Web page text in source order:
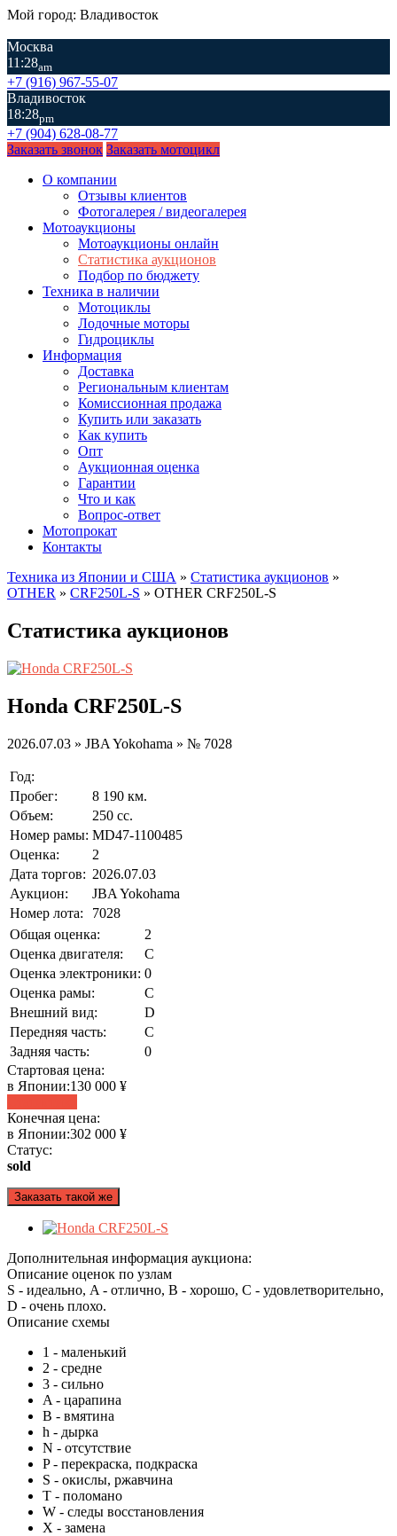
Мой город: Владивосток
Москва
11:28am
+7 (916) 967-55-07
Владивосток
18:28pm
+7 (904) 628-08-77
Заказать звонок Заказать мотоцикл
О компании
Отзывы клиентов
Фотогалерея / видеогалерея
Мотоаукционы
Мотоаукционы онлайн
Статистика аукционов
Подбор по бюджету
Техника в наличии
Мотоциклы
Лодочные моторы
Гидроциклы
Информация
Доставка
Региональным клиентам
Комиссионная продажа
Купить или заказать
Как купить
Опт
Аукционная оценка
Гарантии
Что и как
Вопрос-ответ
Мотопрокат
Контакты
Техника из Японии и США » Статистика аукционов »
OTHER » CRF250L-S » OTHER CRF250L-S
Статистика аукционов
Honda CRF250L-S
2026.07.03 » JBA Yokohama » № 7028
Год:
Пробег:
8 190 км.
Объем:
250 сс.
Номер рамы: MD47-1100485
Оценка:
2
Дата торгов: 2026.07.03
Аукцион:
JBA Yokohama
Номер лота:
7028
Общая оценка:
2
Оценка двигателя:
C
Оценка электроники: 0
Оценка рамы:
C
Внешний вид:
D
Передняя часть:
C
Задняя часть:
0
Стартовая цена:
в Японии:130 000 ¥
Конечная цена:
в Японии:302 000 ¥
Статус:
sold
Заказать такой же
Дополнительная информация аукциона:
Описание оценок по узлам
S - идеально, A - отлично, B - хорошо, C - удовлетворительно,
D - очень плохо.
Описание схемы
1 - маленький
2 - средне
3 - сильно
A - царапина
B - вмятина
h - дырка
N - отсутствие
P- перекраска, подкраска
S - окислы, ржавчина
T - поломано
W - следы восстановления
X - замена